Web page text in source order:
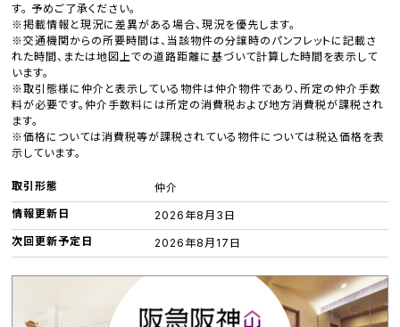
す。 予めご了承ください。
※掲載情報と現況に差異がある場合、現況を優先します。
※交通機関からの所要時間は、当該物件の分譲時のパンフレットに記載さ
れた時間、または地図上での道路距離に基づいて計算した時間を表示して
います。
※取引態様に仲介と表示している物件は仲介物件であり、所定の仲介手数
料が必要です。仲介手数料には所定の消費税および地方消費税が課税され
ます。
※価格については消費税等が課税されている物件については税込価格を表
示しています。
取引形態
仲介
情報更新日
2026年8月3日
次回更新予定日
2026年8月17日